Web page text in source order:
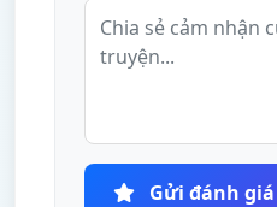
Gửi đánh giá